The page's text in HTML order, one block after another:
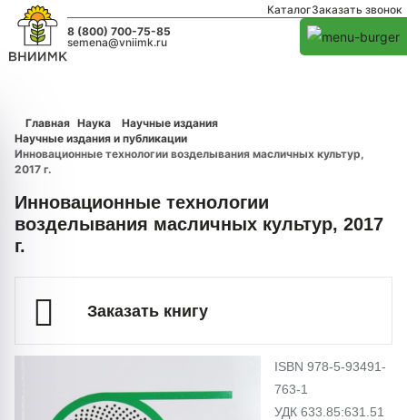
КаталогЗаказать звонок
8 (800) 700-75-85
semena@vniimk.ru
Главная Наука
Научные издания
Научные издания и публикации
Инновационные технологии возделывания масличных культур,
2017 г.
Инновационные технологии
возделывания масличных культур, 2017
г.
Заказать книгу
ISBN 978-5-93491-
763-1
УДК 633.85:631.51